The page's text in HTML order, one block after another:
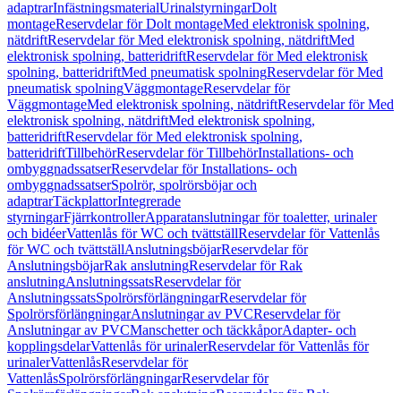
adaptrarInfästningsmaterialUrinalstyrningarDolt
montageReservdelar för Dolt montageMed elektronisk spolning,
nätdriftReservdelar för Med elektronisk spolning, nätdriftMed
elektronisk spolning, batteridriftReservdelar för Med elektronisk
spolning, batteridriftMed pneumatisk spolningReservdelar för Med
pneumatisk spolningVäggmontageReservdelar för
VäggmontageMed elektronisk spolning, nätdriftReservdelar för Med
elektronisk spolning, nätdriftMed elektronisk spolning,
batteridriftReservdelar för Med elektronisk spolning,
batteridriftTillbehörReservdelar för TillbehörInstallations- och
ombyggnadssatserReservdelar för Installations- och
ombyggnadssatserSpolrör, spolrörsböjar och
adaptrarTäckplattorIntegrerade
styrningarFjärrkontrollerApparatanslutningar för toaletter, urinaler
och bidéerVattenlås för WC och tvättställReservdelar för Vattenlås
för WC och tvättställAnslutningsböjarReservdelar för
AnslutningsböjarRak anslutningReservdelar för Rak
anslutningAnslutningssatsReservdelar för
AnslutningssatsSpolrörsförlängningarReservdelar för
SpolrörsförlängningarAnslutningar av PVCReservdelar för
Anslutningar av PVCManschetter och täckkåporAdapter- och
kopplingsdelarVattenlås för urinalerReservdelar för Vattenlås för
urinalerVattenlåsReservdelar för
VattenlåsSpolrörsförlängningarReservdelar för